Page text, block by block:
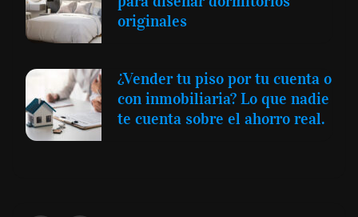
originales
¿Vender tu piso por tu cuenta o
con inmobiliaria? Lo que nadie
te cuenta sobre el ahorro real.